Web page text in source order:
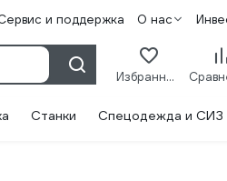
и поддержка О нас
Избранное
Станки Спецодежда и СИЗ